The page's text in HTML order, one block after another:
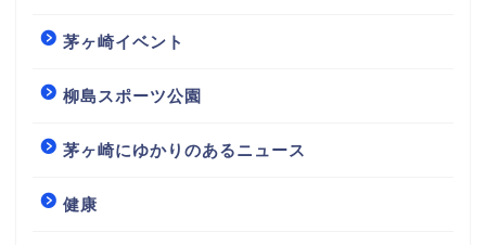
茅ヶ崎イベント
柳島スポーツ公園
茅ヶ崎にゆかりのあるニュース
健康